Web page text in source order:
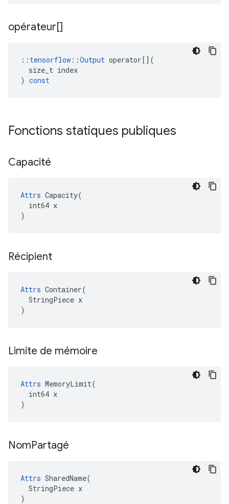
opérateur[]
:: tensorflow ::Output operator[](
size_t index
) const
Fonctions statiques publiques
Capacité
Attrs Capacity(
  int64 x
)
Récipient
Attrs Container(
  StringPiece x
)
Limite de mémoire
Attrs MemoryLimit(
  int64 x
)
NomPartagé
Attrs SharedName(
  StringPiece x
)